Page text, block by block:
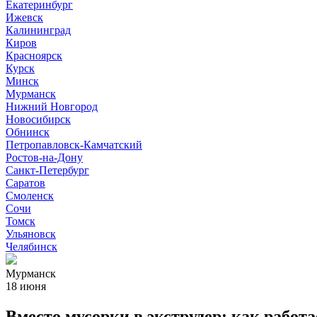
Екатеринбург
Ижевск
Калининград
Киров
Красноярск
Курск
Минск
Мурманск
Нижний Новгород
Новосибирск
Обнинск
Петропавловск-Камчатский
Ростов-на-Дону
Санкт-Петербург
Саратов
Смоленск
Сочи
Томск
Ульяновск
Челябинск
Мурманск
18 июня